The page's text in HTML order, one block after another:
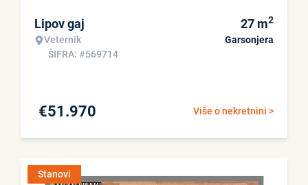
Lipov gaj
Veternik
ŠIFRA: #569714
27 m2
Garsonjera
Više o nekretnini >
€51.970
Stanovi